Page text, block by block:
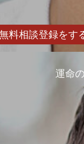
料相談登録をす
運命